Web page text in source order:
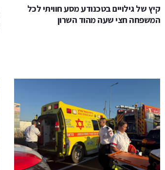
קיץ של גילויים בטכנודע מסע חוויתי לכל
המשפחה חצי שעה מהוד השרון